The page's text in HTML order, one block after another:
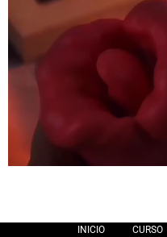
INICIO CURSO